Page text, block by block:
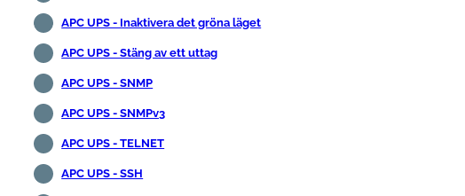
APC UPS - Inaktivera det gröna läget
APC UPS - Stäng av ett uttag
APC UPS - SNMP
APC UPS - SNMPv3
APC UPS - TELNET
APC UPS - SSH